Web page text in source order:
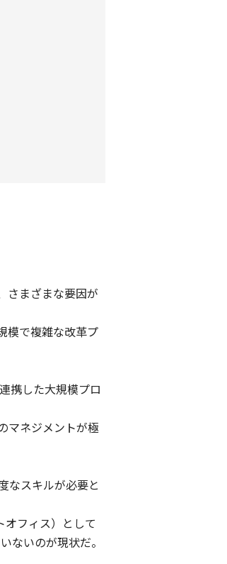
さまざまな要因が
模で複雑な改革プ
携した大規模プロ
マネジメントが極
なスキルが必要と
フィス）として
ないのが現状だ。